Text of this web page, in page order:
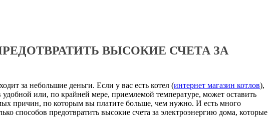
ВЫСОКИЕ СЧЕТА ЗА
за небольшие деньги. Если у вас есть котел (интернет магазин котлов),
удобной или, по крайней мере, приемлемой температуре, может оставить
причин, по которым вы платите больше, чем нужно. И есть много
способов предотвратить высокие счета за электроэнергию дома, которые